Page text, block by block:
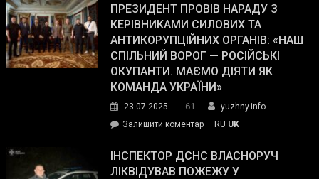
Street
Journal.
Південному
працівникам
ОПЗ
з
матеріального
резерву
гуманітарну
допомогу
ПРЕЗИДЕНТ ПРОВІВ НАРАДУ З
КЕРІВНИКАМИ СИЛОВИХ ТА
АНТИКОРУПЦІЙНИХ ОРГАНІВ: «НАШ
СПІЛЬНИЙ ВОРОГ — РОСІЙСЬКІ
ОКУПАНТИ. МАЄМО ДІЯТИ ЯК
КОМАНДА УКРАЇНИ»
23.07.2025 61
yuzhny.info
Залишити коментарon
провів
нараду
RU UK
ІНСПЕКТОР ДСНС ВЛАСНОРУЧ
ЛІКВІДУВАВ ПОЖЕЖУ У